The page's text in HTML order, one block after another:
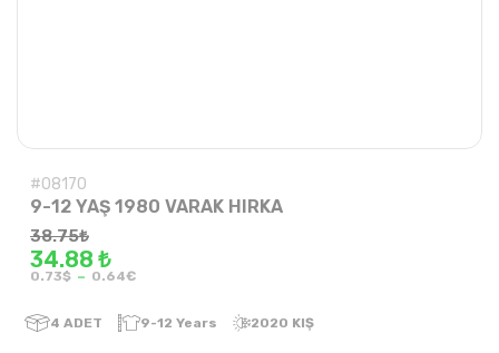
#08170
9-12 YAŞ 1980 VARAK HIRKA
38.75₺
34.88 ₺
0.73$ - 0.64€
4 ADET 9-12 Years 2020 KIŞ